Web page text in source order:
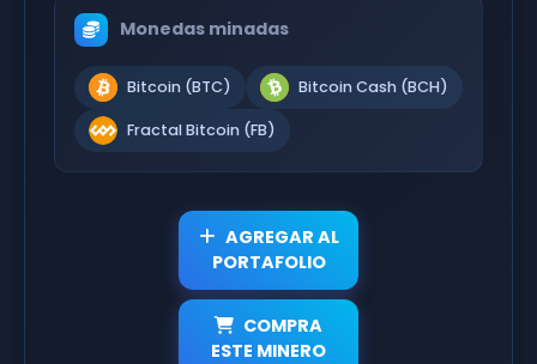
Monedas minadas
Bitcoin (BTC) Bitcoin Cash (BCH)
Fractal Bitcoin (FB)
AGREGAR AL
PORTAFOLIO
COMPRA
ESTE MINERO